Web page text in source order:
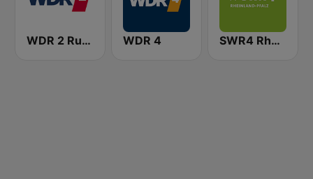
WDR 2 Ruhrgebiet WDR 4 SWR4 Rheinland-Pfalz